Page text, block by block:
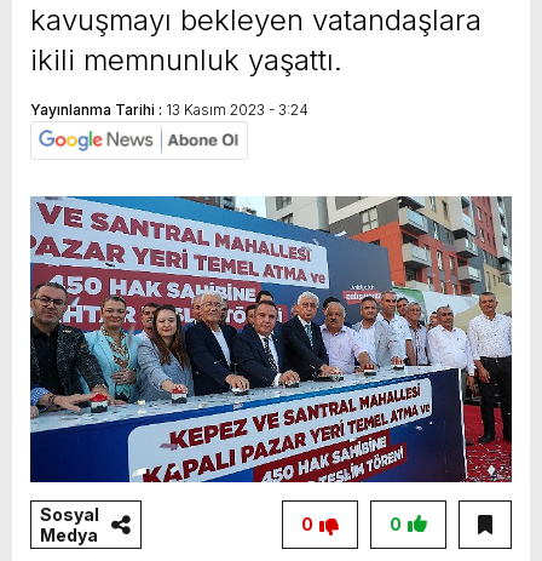
kavuşmayı bekleyen vatandaşlara
ikili memnunluk yaşattı.
Yayınlanma Tarihi : 13 Kasım 2023 - 3:24
Sosyal
Medya
0
0